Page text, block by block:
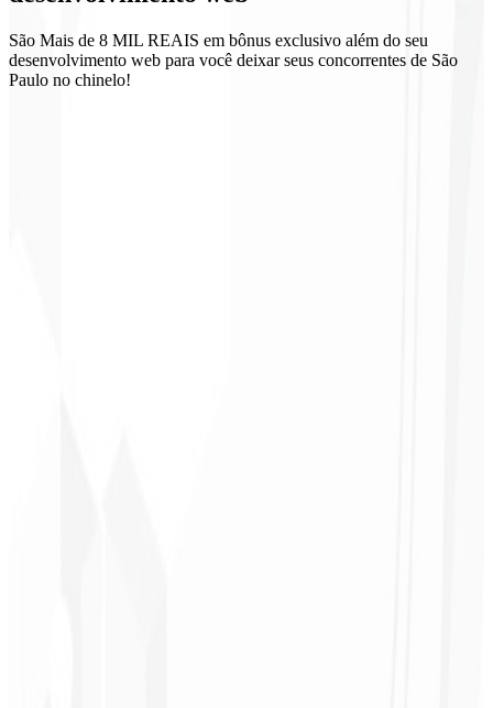
São Mais de 8 MIL REAIS em bônus exclusivo além do seu
desenvolvimento web para você deixar seus concorrentes de São
Paulo no chinelo!